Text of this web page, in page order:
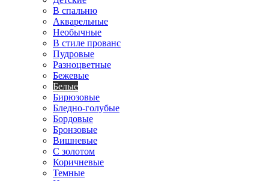
В спальню
Акварельные
Необычные
В стиле прованс
Пудровые
Разноцветные
Бежевые
Белые
Бирюзовые
Бледно-голубые
Бордовые
Бронзовые
Вишневые
С золотом
Коричневые
Темные